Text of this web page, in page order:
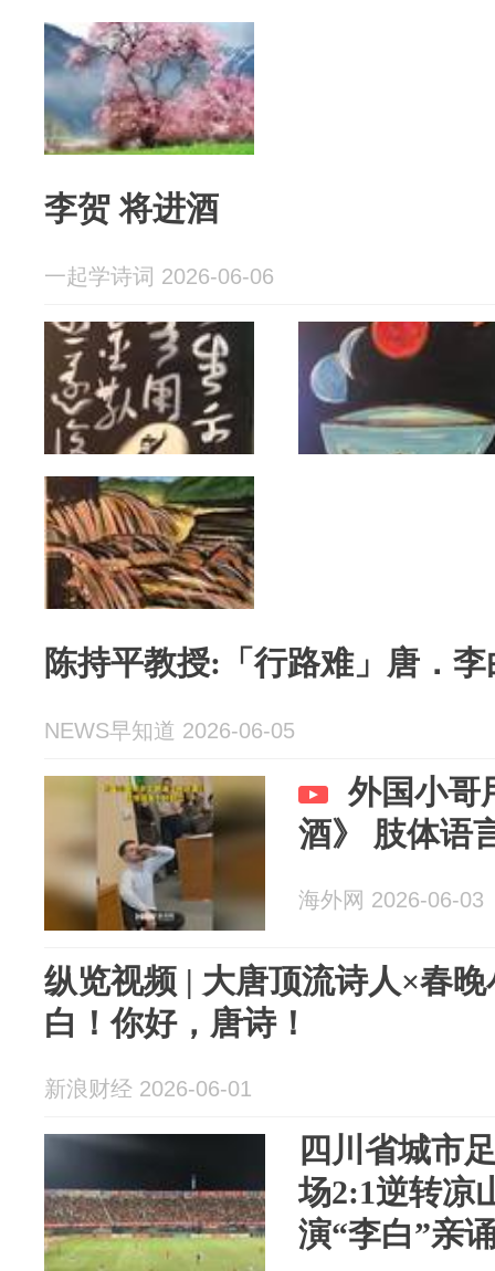
李贺 将进酒
一起学诗词 2026-06-06
陈持平教授:「行路难」唐．李
NEWS早知道 2026-06-05
外国小哥
酒》 肢体语
海外网 2026-06-03
纵览视频 | 大唐顶流诗人×春晚小福娃
白！你好，唐诗！
新浪财经 2026-06-01
四川省城市
场2:1逆转凉
演“李白”亲